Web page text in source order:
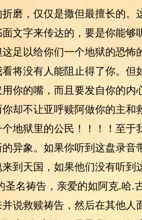
磨，仅仅是撒但最擅长的
文字来传达的，要是你能
足以给你们一个地狱的恐
将没有人能阻止得了你。
你的嘴，而且要发自你的
却不让亚呼赎阿做你的主
地狱里的公民！！！！至
异象。如果你听到这盘录
到天国，如果他们没有听
圣名祷告，亲爱的如阿克.哈
说救赎祷告，然后在其他